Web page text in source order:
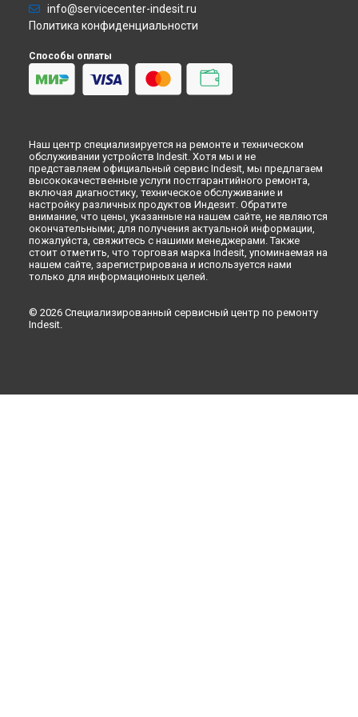
Ремонт микроволновой печи MWI 122.1 X Indesit в
Ульяновске
Ремонт микроволновой печи MWI 122.1 X Indesit в
Оренбурге
Ремонт микроволновой печи MWI 122.1 X Indesit в
Ремонт микроволновой печи MWI 122.1 X Indesit в
Ремонт микроволновой печи MWI 122.1 X Indesit в
Астрахани
Ремонт микроволновой печи MWI 122.1 X Indesit в
Набережных Челнах
Ремонт микроволновой печи MWI 122.1 X Indesit вЛипецке
info@servicecenter-indesit.ru
Политика конфиденциальности
Способы оплаты
Наш центр специализируется на ремонте и техническом
обслуживании устройств Indesit. Хотя мы и не
представляем официальный сервис Indesit, мы предлагаем
высококачественные услуги постгарантийного ремонта,
включая диагностику, техническое обслуживание и
настройку различных продуктов Индезит. Обратите
внимание, что цены, указанные на нашем сайте, не являются
окончательными; для получения актуальной информации,
пожалуйста, свяжитесь с нашими менеджерами. Также
стоит отметить, что торговая марка Indesit, упоминаемая на
нашем сайте, зарегистрирована и используется нами
только для информационных целей.
© 2026 Специализированный сервисный центр по ремонту
Indesit.